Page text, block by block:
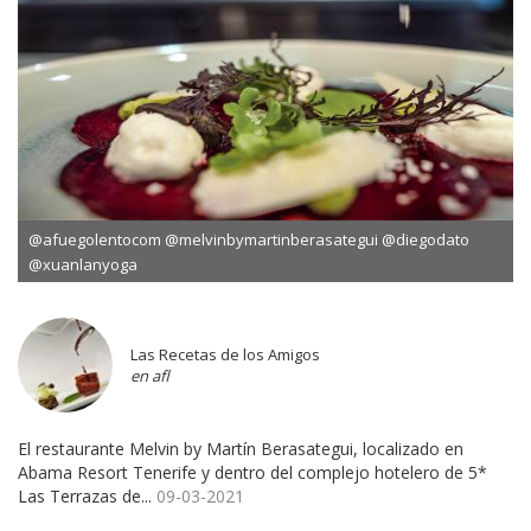
@afuegolentocom @melvinbymartinberasategui @diegodato
@xuanlanyoga
Las Recetas de los Amigos
en afl
El restaurante Melvin by Martín Berasategui, localizado en
Abama Resort Tenerife y dentro del complejo hotelero de 5*
Las Terrazas de... 09-03-2021